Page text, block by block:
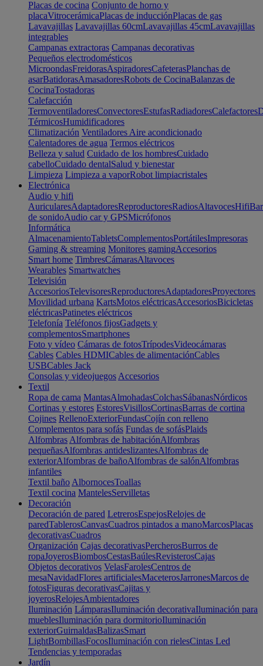
Placas de cocina Conjunto de horno y
placaVitrocerámicaPlacas de inducciónPlacas de gas
Lavavajillas Lavavajillas 60cmLavavajillas 45cmLavavajillas
integrables
Campanas extractoras Campanas decorativas
Pequeños electrodomésticos
MicroondasFreidorasAspiradoresCafeterasPlanchas de
asarBatidorasAmasadoresRobots de CocinaBalanzas de
CocinaTostadoras
Calefacción
TermoventiladoresConvectoresEstufasRadiadoresCalefactores
TérmicosHumidificadores
Climatización Ventiladores Aire acondicionado
Calentadores de agua Termos eléctricos
Belleza y salud Cuidado de los hombresCuidado
cabelloCuidado dentalSalud y bienestar
Limpieza Limpieza a vaporRobot limpiacristales
Electrónica
Audio y hifi
AuricularesAdaptadoresReproductoresRadiosAltavocesHifi
de sonidoAudio car y GPSMicrófonos
Informática
AlmacenamientoTabletsComplementosPortátilesImpresoras
Gaming & streaming Monitores gamingAccesorios
Smart home TimbresCámarasAltavoces
Wearables Smartwatches
Televisión
AccesoriosTelevisoresReproductoresAdaptadoresProyectores
Movilidad urbana KartsMotos eléctricasAccesoriosBicicletas
eléctricasPatinetes eléctricos
Telefonía Teléfonos fijosGadgets y
complementosSmartphones
Foto y vídeo Cámaras de fotosTrípodesVideocámaras
Cables Cables HDMICables de alimentaciónCables
USBCables Jack
Consolas y videojuegos Accesorios
Textil
Ropa de cama MantasAlmohadasColchasSábanasNórdicos
Cortinas y estores EstoresVisillosCortinasBarras de cortina
Cojines RellenoExteriorFundasCojín con relleno
Complementos para sofás Fundas de sofásPlaids
Alfombras Alfombras de habitaciónAlfombras
pequeñasAlfombras antideslizantesAlfombras de
exteriorAlfombras de bañoAlfombras de salónAlfombras
infantiles
Textil baño AlbornocesToallas
Textil cocina MantelesServilletas
Decoración
Decoración de pared LetrerosEspejosRelojes de
paredTablerosCanvasCuadros pintados a manoMarcosPlacas
decorativasCuadros
Organización Cajas decorativasPercherosBurros de
ropaJoyerosBiombosCestasBaúlesRevisterosCajas
Objetos decorativos VelasFarolesCentros de
mesaNavidadFlores artificialesMaceterosJarronesMarcos de
fotosFiguras decorativasCajitas y
joyerosRelojesAmbientadores
Iluminación LámparasIluminación decorativaIluminación para
mueblesIluminación para dormitorioIluminación
exteriorGuirnaldasBalizasSmart
LightBombillasFocosIluminación con rielesCintas Led
Tendencias y temporadas
Jardín